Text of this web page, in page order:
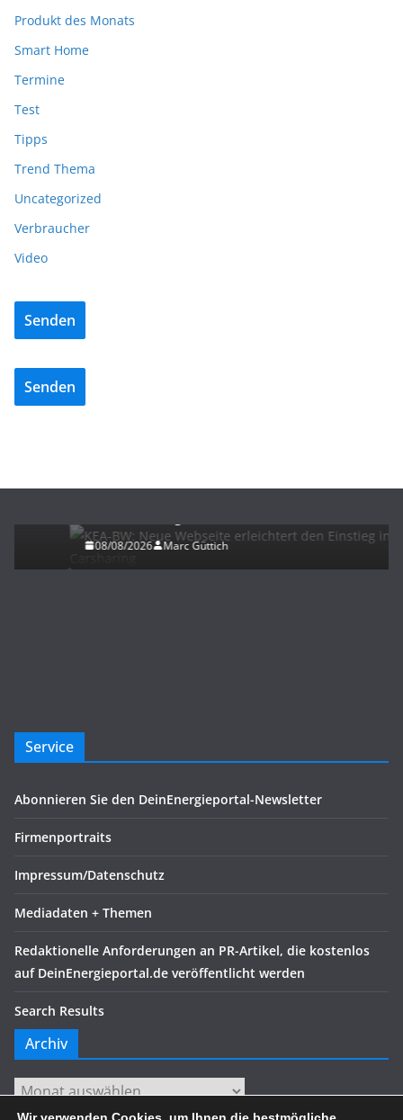
Produkt des Monats
Smart Home
Termine
Test
Tipps
Trend Thema
Uncategorized
Verbraucher
Video
Senden
Senden
08/08/2026 Marc Güttich
Service
Abonnieren Sie den DeinEnergieportal-Newsletter
Firmenportraits
Impressum/Datenschutz
Mediadaten + Themen
Redaktionelle Anforderungen an PR-Artikel, die kostenlos
auf DeinEnergieportal.de veröffentlicht werden
Search Results
Archiv
Archiv